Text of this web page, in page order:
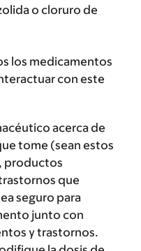
o cloruro de
los medicamentos
con este
acerca de
tome (sean estos
productos
que
seguro para
junto con
y trastornos.